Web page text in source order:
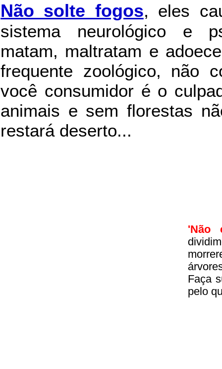
Não solte fogos, eles
sistema neurológico e
matam, maltratam e
frequente zoológico, não
você consumidor é o
animais e sem florestas
restará deserto...
'Não
Faça
pelo